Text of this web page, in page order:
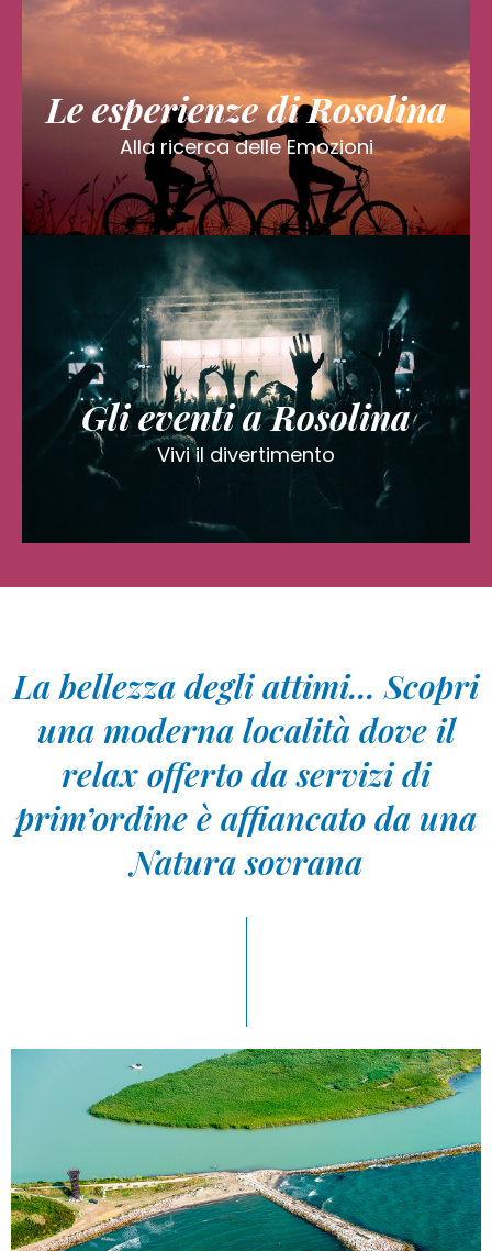
Le esperienze di Rosolina
Alla ricerca delle Emozioni
Gli eventi a Rosolina
Vivi il divertimento
La bellezza degli attimi... Scopri
una moderna località dove il
relax offerto da servizi di
prim’ordine è affiancato da una
Natura sovrana